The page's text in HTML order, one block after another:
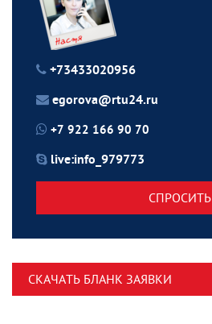
+73433020956
egorova@rtu24.ru
+7 922 166 90 70
live:info_979773
СПРОСИТЬ
СКАЧАТЬ БЛАНК ЗАЯВКИ